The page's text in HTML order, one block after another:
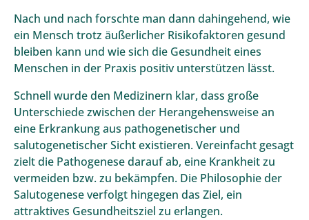
Nach und nach forschte man dann dahingehend, wie
ein Mensch trotz äußerlicher Risikofaktoren gesund
bleiben kann und wie sich die Gesundheit eines
Menschen in der Praxis positiv unterstützen lässt.
Schnell wurde den Medizinern klar, dass große
Unterschiede zwischen der Herangehensweise an
eine Erkrankung aus pathogenetischer und
salutogenetischer Sicht existieren. Vereinfacht gesagt
zielt die Pathogenese darauf ab, eine Krankheit zu
vermeiden bzw. zu bekämpfen. Die Philosophieder
Salutogenese verfolgt hingegen das Ziel, ein
attraktives Gesundheitsziel zu erlangen.